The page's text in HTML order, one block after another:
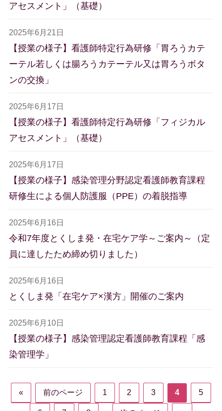
アセスメント」（基礎）
2025年6月21日
【授業の様子】看護師特定行為研修「胃ろうカテ
ーテル若しくは腸ろうカテーテル又は胃ろうボタ
ンの交換」
2025年6月17日
【授業の様子】看護師特定行為研修「フィジカル
アセスメント」（基礎）
2025年6月17日
【授業の様子】感染管理分野認定看護師教育課程
研修生による個人防護服（PPE）の着脱指導
2025年6月16日
令和7年度とくしま発・在宅ケア学～ご案内～（定
員に達したため締め切りました）
2025年6月16日
とくしま発「在宅ケア×漢方」開催のご案内
2025年6月10日
【授業の様子】感染管理認定看護師教育課程「感
染管理学」
« 前のページ 1 2 3 4 5